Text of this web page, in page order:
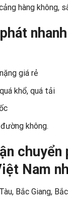
hàng không,
giá rẻ
khổ, quá tải
không.
Nam
Bắc Giang,